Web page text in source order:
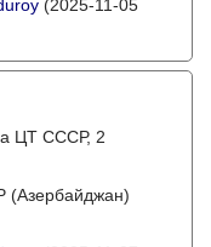
(2025-11-05
ЦТ СССР, 2
(Азербайджан)